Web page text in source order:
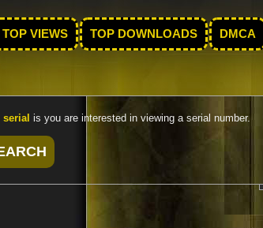
TOP VIEWS TOP DOWNLOADS DMCA
serial is you are interested in viewing a serial number.